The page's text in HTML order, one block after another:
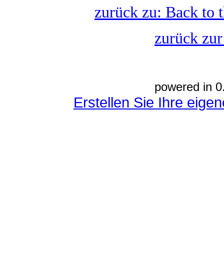
zurück zu: Back to
zurück
powered in
Erstellen Sie Ihre